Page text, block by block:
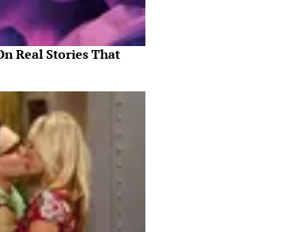
Real Stories That